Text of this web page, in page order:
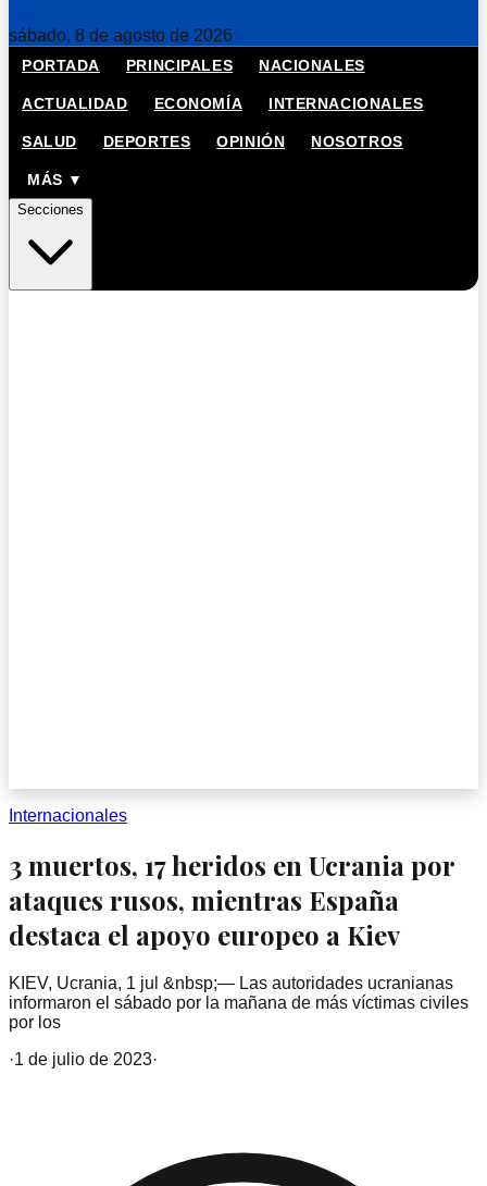
sábado, 8 de agosto de 2026
PORTADA PRINCIPALES NACIONALES
ACTUALIDAD ECONOMÍA INTERNACIONALES
SALUD DEPORTES OPINIÓN NOSOTROS
MÁS ▼
Secciones
Internacionales
3 muertos, 17 heridos en Ucrania por
ataques rusos, mientras España
destaca el apoyo europeo a Kiev
KIEV, Ucrania, 1 jul &nbsp;— Las autoridades ucranianas
informaron el sábado por la mañana de más víctimas civiles
por los
·1 de julio de 2023·